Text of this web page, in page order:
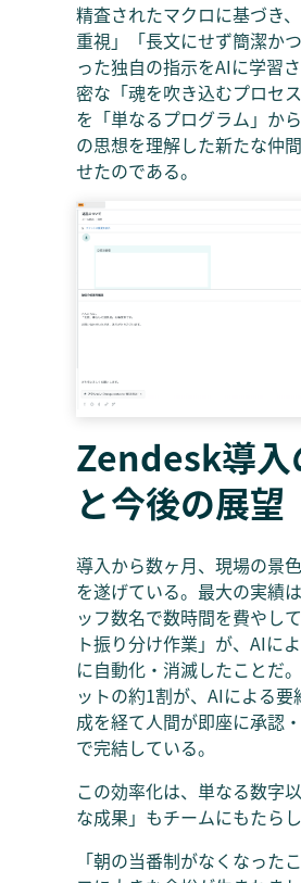
精査されたマクロに基づき
重視」「長文にせず簡潔か
った独自の指示をAIに学習
密な「魂を吹き込むプロセ
を「単なるプログラム」か
の思想を理解した新たな仲
せたのである。
Zendesk導入
と今後の展望
導入から数ヶ月、現場の景
を遂げている。最大の実績
ッフ数名で数時間を費やし
ト振り分け作業」が、AIに
に自動化・消滅したことだ
ットの約1割が、AIによる要
成を経て人間が即座に承認
で完結している。
この効率化は、単なる数字
な成果」もチームにもたらし
「朝の当番制がなくなった